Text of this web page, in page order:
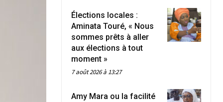
Élections locales :
Aminata Touré, « Nous
sommes prêts à aller
aux élections à tout
moment »
7 août 2026 à 13:27
Amy Mara ou la facilité